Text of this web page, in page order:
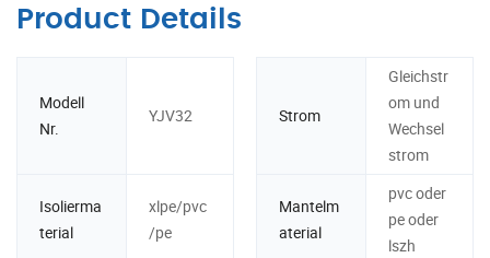
Product Details
Modell
Nr.
YJV32 Strom
Gleichstr
om und
Wechsel
strom
Isolierma
terial
xlpe/pvc
/pe
Mantelm
aterial
pvc oder
pe oder
lszh